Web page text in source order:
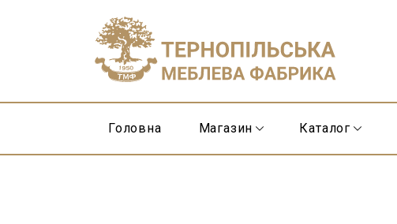
Головна Магазин Каталог